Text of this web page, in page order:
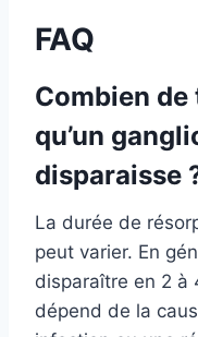
FAQ
Combien
qu’un
disparaisse
La durée de
peut varier. En
disparaître en 2 à
dépend de la